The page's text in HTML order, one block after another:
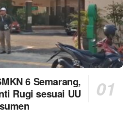
6 Semarang,
Rugi sesuai UU